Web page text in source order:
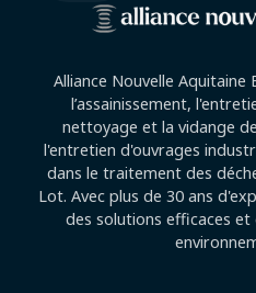
Alliance Nouvelle Aquitaine
l’assainissement,
nettoyage et la vidange
l'entretien d'ouvrages
dans le traitement des
Lot. Avec plus de 30 ans
des solutions efficaces